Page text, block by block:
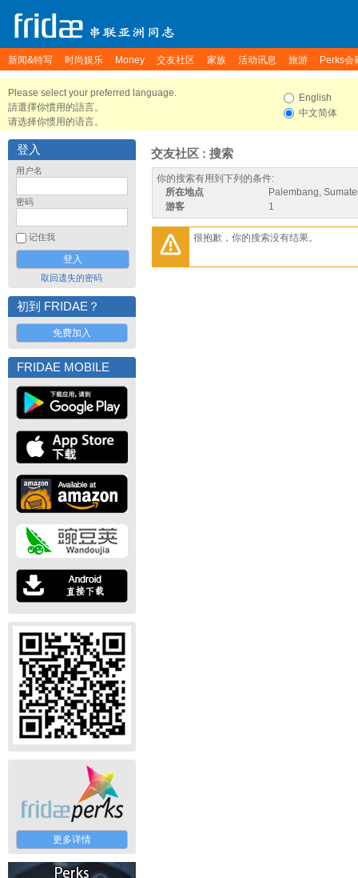
新闻&特写 时尚娱乐 Money 交友社区 家族 活动讯息 旅游 Perks会
Please select your preferred language.
請選擇你慣用的語言。
请选择你惯用的语言。
English
中文简体
登入
用户名
密码
记住我
取回遗失的密码
初到 FRIDAE？
免费加入
FRIDAE MOBILE
更多详情
交友社区 : 搜索
你的搜索有用到下列的条件:
所在地点
Palembang,
游客
1
很抱歉，你的搜索没有结果。